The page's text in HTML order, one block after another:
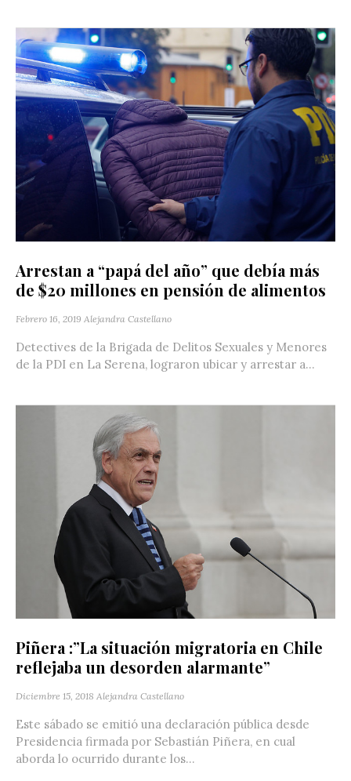
Arrestan a “papá del año” que debía más
de $20 millones en pensión de alimentos
Febrero 16, 2019 Alejandra Castellano
Detectives de la Brigada de Delitos Sexuales y Menores
de la PDI en La Serena, lograron ubicar y arrestar a...
Piñera :”La situación migratoria en Chile
reflejaba un desorden alarmante”
Diciembre 15, 2018 Alejandra Castellano
Este sábado se emitió una declaración pública desde
Presidencia firmada por Sebastián Piñera, en cual
aborda lo ocurrido durante los...